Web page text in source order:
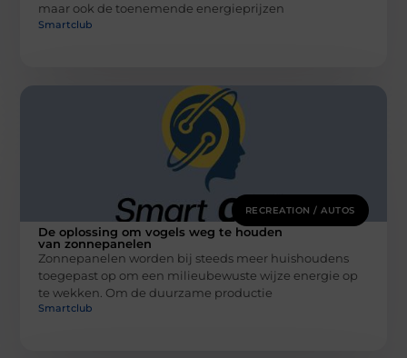
maar ook de toenemende energieprijzen
Smartclub
RECREATION / AUTOS
De oplossing om vogels weg te houden
van zonnepanelen
Zonnepanelen worden bij steeds meer huishoudens
toegepast op om een milieubewuste wijze energie op
te wekken. Om de duurzame productie
Smartclub